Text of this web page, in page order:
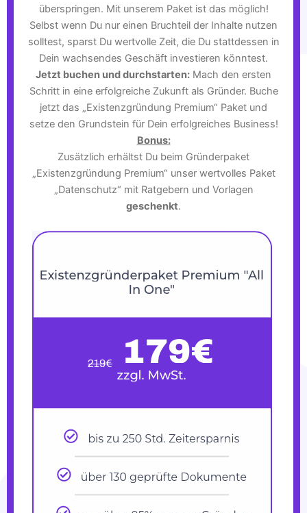
überspringen. Mit unserem Paket ist das möglich!
Selbst wenn Du nur einen Bruchteil der Inhalte nutzen
solltest, sparst Du wertvolle Zeit, die Du stattdessen in
Dein wachsendes Geschäft investieren könntest.
Jetzt buchen und durchstarten: Mach den ersten
Schritt in eine erfolgreiche Zukunft als Gründer. Buche
jetzt das „Existenzgründung Premium“ Paket und
setze den Grundstein für Dein erfolgreiches Business!
Bonus:
Zusätzlich erhältst Du beim Gründerpaket
„Existenzgründung Premium“ unser wertvolles Paket
„Datenschutz“ mit Ratgebern und Vorlagen
geschenkt.